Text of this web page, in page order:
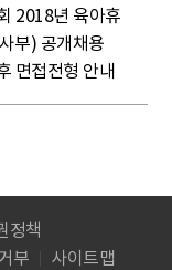
2018년 육아휴
부) 공개채용
면접전형 안내
정책
부
사이트맵